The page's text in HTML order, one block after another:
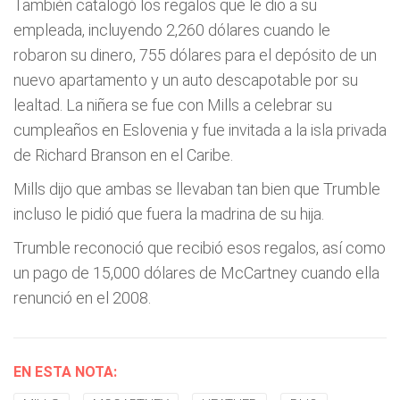
También catalogó los regalos que le dio a su
empleada, incluyendo 2,260 dólares cuando le
robaron su dinero, 755 dólares para el depósito de un
nuevo apartamento y un auto descapotable por su
lealtad. La niñera se fue con Mills a celebrar su
cumpleaños en Eslovenia y fue invitada a la isla privada
de Richard Branson en el Caribe.
Mills dijo que ambas se llevaban tan bien que Trumble
incluso le pidió que fuera la madrina de su hija.
Trumble reconoció que recibió esos regalos, así como
un pago de 15,000 dólares de McCartney cuando ella
renunció en el 2008.
EN ESTA NOTA: